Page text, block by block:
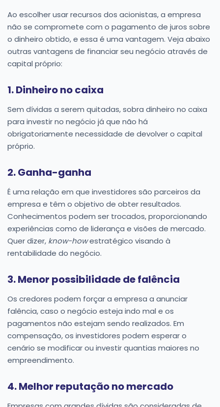
Ao escolher usar recursos dos acionistas, a empresa
não se compromete com o pagamento de juros sobre
o dinheiro obtido, e essa é uma vantagem. Veja abaixo
outras vantagens de financiar seu negócio através de
capital próprio:
1. Dinheiro no caixa
Sem dívidas a serem quitadas, sobra dinheiro no caixa
para investir no negócio já que não há
obrigatoriamente necessidade de devolver o capital
próprio.
2. Ganha-ganha
É uma relação em que investidores são parceiros da
empresa e têm o objetivo de obter resultados.
Conhecimentos podem ser trocados, proporcionando
experiências como de liderança e visões de mercado.
Quer dizer, know-howestratégico visando à
rentabilidade do negócio.
3. Menor possibilidade de falência
Os credores podem forçar a empresa a anunciar
falência, caso o negócio esteja indo mal e os
pagamentos não estejam sendo realizados. Em
compensação, os investidores podem esperar o
cenário se modificar ou investir quantias maiores no
empreendimento.
4. Melhor reputação no mercado